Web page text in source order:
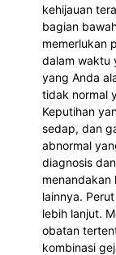
kehijauan
bagian
memerlukan
dalam waktu
yang Anda
tidak normal
Keputihan
sedap, dan
abnormal
diagnosis
lainnya.
lebih lanjut.
obatan
kombinasi